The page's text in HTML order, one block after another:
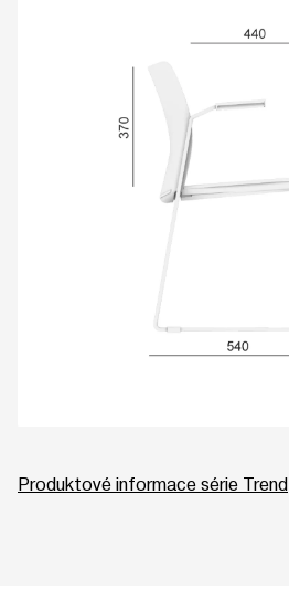
Produktové informace série Trend